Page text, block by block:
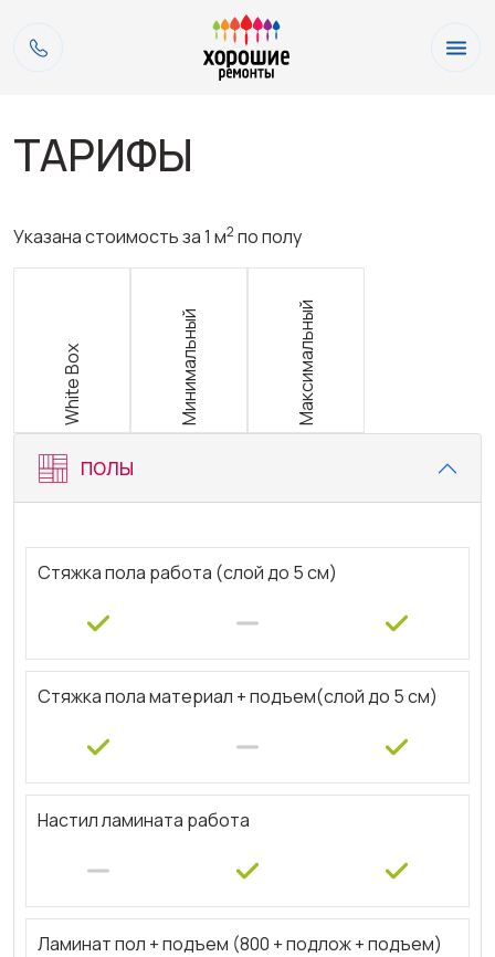
ТАРИФЫ
Указана стоимость за 1 м2 по полу
White Box Минимальный Максимальный
ПОЛЫ
Стяжка пола работа (слой до 5 см)
Стяжка пола материал + подъем(слой до 5 см)
Настил ламината работа
Ламинат пол + подъем (800 + подлож + подъем)